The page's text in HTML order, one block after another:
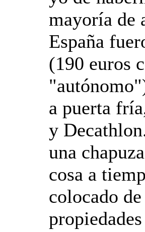
mayoría de
España
(190 euros
a puerta
y
una
cosa a
colocado